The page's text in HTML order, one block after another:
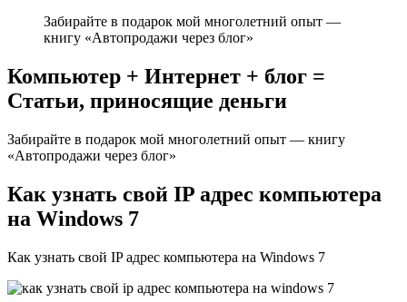
Забирайте в подарок мой многолетний опыт —
книгу «Автопродажи через блог»
Компьютер + Интернет + блог =
Статьи, приносящие деньги
Забирайте в подарок мой многолетний опыт — книгу
«Автопродажи через блог»
Как узнать свой IP адрес компьютера
на Windows 7
Как узнать свой IP адрес компьютера на Windows 7